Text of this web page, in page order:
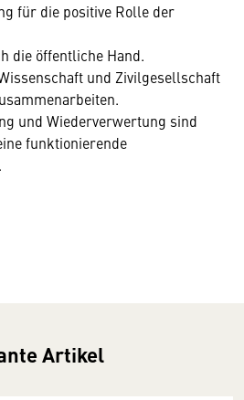
für die positive Rolle der
die öffentliche Hand.
und Zivilgesellschaft
und Wiederverwertung sind
funktionierende
Artikel